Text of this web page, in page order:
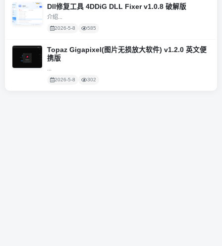
Dll修复工具 4DDiG DLL Fixer v1.0.8 破解版
介绍...
2026-5-8 585
Topaz Gigapixel(图片无损放大软件) v1.2.0 英文便
携版
2026-5-8 302